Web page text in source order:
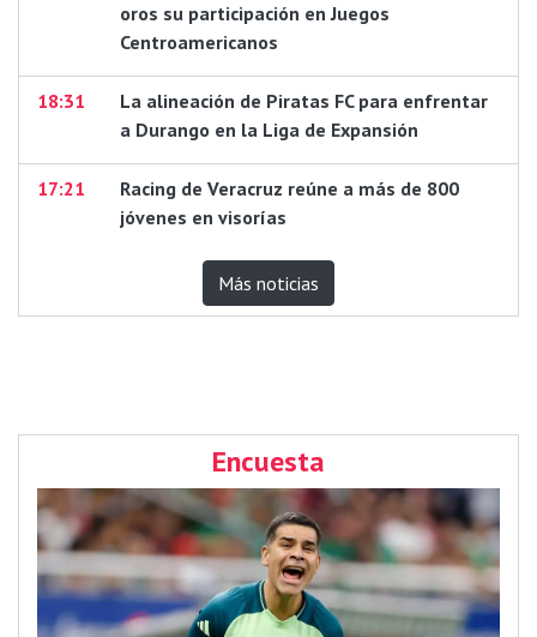
oros su participación en Juegos
Centroamericanos
18:31
La alineación de Piratas FC para enfrentar
a Durango en la Liga de Expansión
17:21
Racing de Veracruz reúne a más de 800
jóvenes en visorías
Más noticias
Encuesta